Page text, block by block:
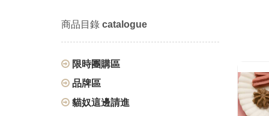
商品目錄 catalogue
限時團購區
品牌區
貓奴這邊請進